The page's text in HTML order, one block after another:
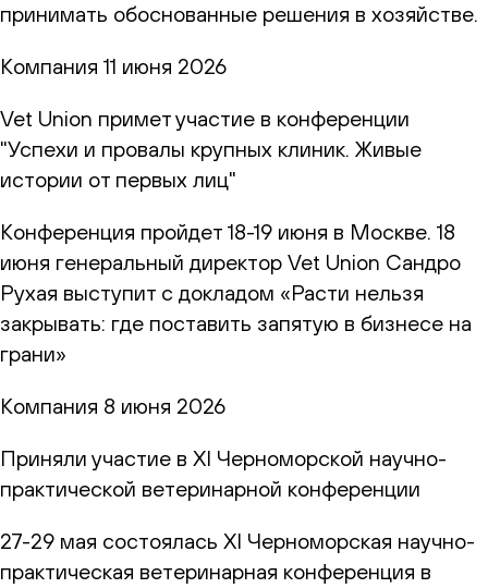
принимать обоснованные решения в хозяйстве.
Компания 11 июня 2026
Vet Union примет участие в конференции
"Успехи и провалы крупных клиник. Живые
истории от первых лиц"
Конференция пройдет 18-19 июня в Москве. 18
июня генеральный директор Vet Union Сандро
Рухая выступит с докладом «Расти нельзя
закрывать: где поставить запятую в бизнесе на
грани»
Компания 8 июня 2026
Приняли участие в XI Черноморской научно-
практической ветеринарной конференции
27-29 мая состоялась XI Черноморская научно-
практическая ветеринарная конференция в